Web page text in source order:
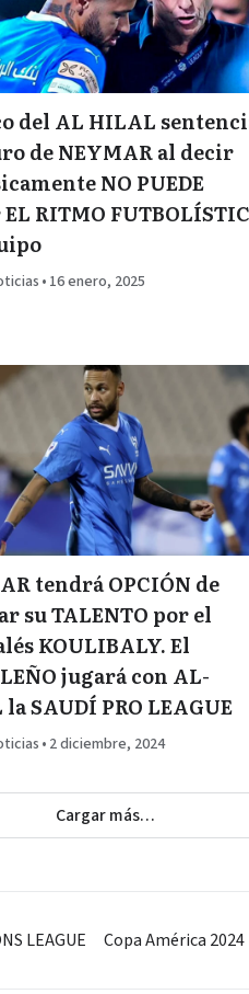
del AL HILAL
de NEYMAR al decir
NO PUEDE
RITMO
• 16 enero, 2025
tendrá OPCIÓN de
su TALENTO por el
KOULIBALY. El
jugará con AL-
SAUDÍ PRO LEAGUE
• 2 diciembre, 2024
Cargar más…
LEAGUE Copa América 2024